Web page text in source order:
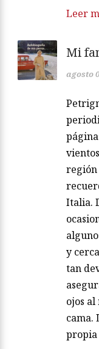
Leer
Mi
agosto
región
Italia.
y
tan
ojos al
cama.